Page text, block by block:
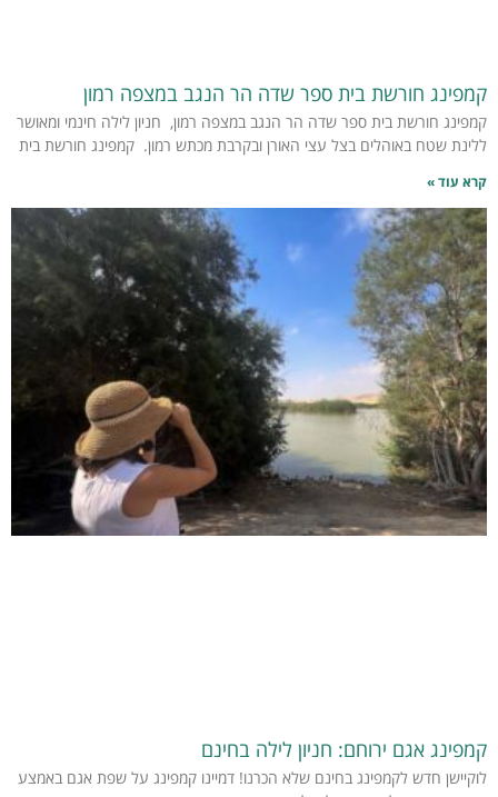
קמפינג חורשת בית ספר שדה הר הנגב במצפה רמון
קמפינג חורשת בית ספר שדה הר הנגב במצפה רמון, חניון לילה חינמי ומאושר
ללינת שטח באוהלים בצל עצי האורן ובקרבת מכתש רמון. קמפינג חורשת בית
קרא עוד »
קמפינג אגם ירוחם: חניון לילה בחינם
לוקיישן חדש לקמפינג בחינם שלא הכרנו! דמיינו קמפינג על שפת אגם באמצע